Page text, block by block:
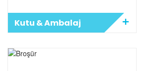
Kutu & Ambalaj